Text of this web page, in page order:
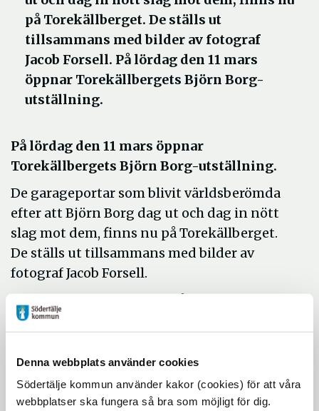
Denna webbplats använder cookies
Södertälje kommun använder kakor (cookies) för att våra
webbplatser ska fungera så bra som möjligt för dig.
på Torekällberget. De ställs ut
tillsammans med bilder av fotograf
Jacob Forsell. På lördag den 11 mars
öppnar Torekällbergets Björn Borg-
utställning.
På lördag den 11 mars öppnar
Torekällbergets Björn Borg-utställning.
De garageportar som blivit världsberömda
efter att Björn Borg dag ut och dag in nött
slag mot dem, finns nu på Torekällberget.
De ställs ut tillsammans med bilder av
fotograf Jacob Forsell.
- 1990 och är en av sin generations mest
Borgs karriär under hela 1970-talet. Från
den okände 14-åringen i Kungens Kanna
till toppmatcherna i Stockholm Open,